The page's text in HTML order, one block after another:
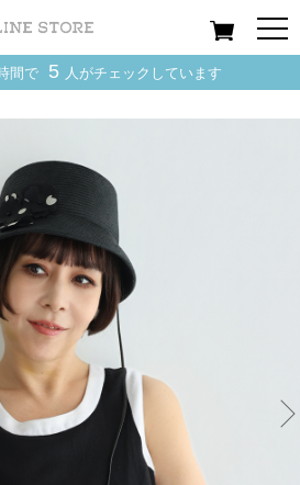
Men
ハット 〉 arth*akiko Flower Jazz Hat
間で 5 人がチェックしています